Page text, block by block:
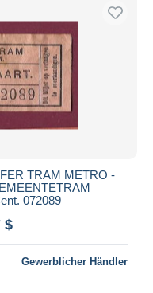
TRAM METRO -
072089
$
Gewerblicher Händler